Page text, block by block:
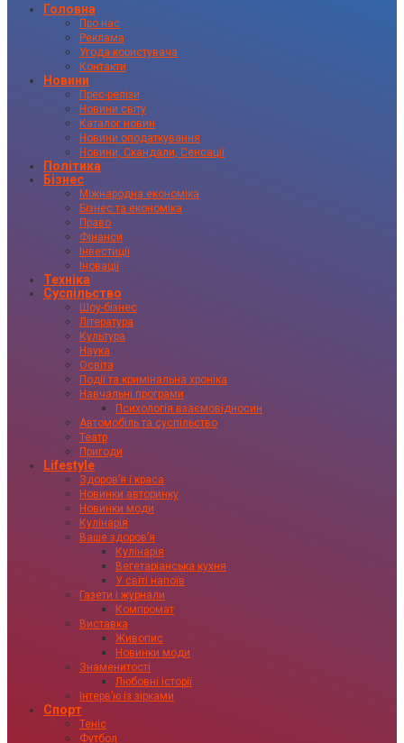
Головна
Про нас
Реклама
Угода користувача
Контакти
Новини
Прес-релізи
Новини світу
Каталог новин
Новини оподаткування
Новини, Скандали, Сенсації
Політика
Бізнес
Міжнародна економіка
Бізнес та економіка
Право
Фінанси
Інвестиції
Іновації
Техніка
Суспільство
Шоу-бізнес
Література
Культура
Наука
Освіта
Події та кримінальна хроніка
Навчальні програми
Психологія взаємовідносин
Автомобіль та суспільство
Театр
Пригоди
Lifestyle
Здоровʼя і краса
Новинки авторинку
Новинки моди
Кулінарія
Ваше здоровʼя
Кулінарія
Вегетаріанська кухня
У світі напоїв
Газети і журнали
Компромат
Виставка
Живопис
Новинки моди
Знаменитості
Любовні історії
Інтервʼю із зірками
Спорт
Теніс
Футбол